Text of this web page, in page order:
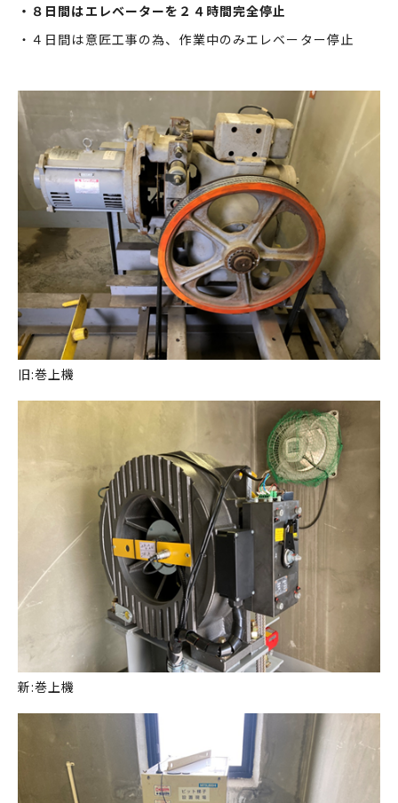
・８日間はエレベーターを２４時間完全停止
・４日間は意匠工事の為、作業中のみエレベーター停止
旧:巻上機
新:巻上機